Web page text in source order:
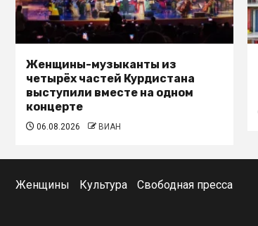
Женщины-музыканты из
четырёх частей Курдистана
выступили вместе на одном
концерте
06.08.2026 ВИАН
Женщины Культура Свободная пресса